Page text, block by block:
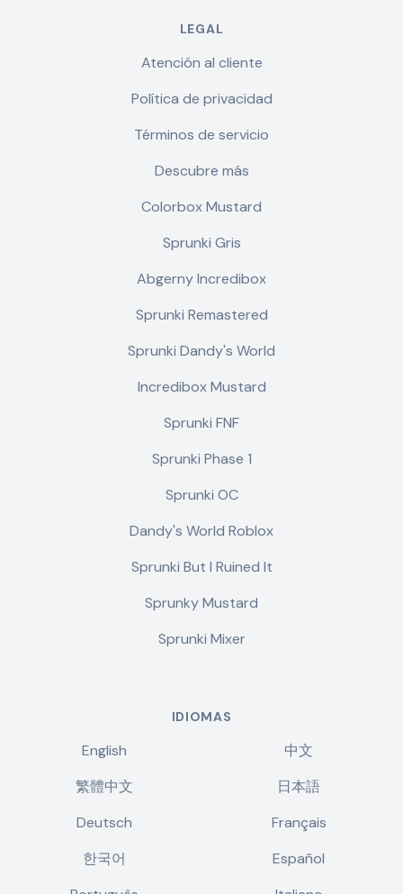
LEGAL
Atención al cliente
Política de privacidad
Términos de servicio
Descubre más
Colorbox Mustard
Sprunki Gris
Abgerny Incredibox
Sprunki Remastered
Sprunki Dandy's World
Incredibox Mustard
Sprunki FNF
Sprunki Phase 1
Sprunki OC
Dandy's World Roblox
Sprunki But I Ruined It
Sprunky Mustard
Sprunki Mixer
IDIOMAS
English
中文
繁體中文
日本語
Deutsch
Français
한국어
Español